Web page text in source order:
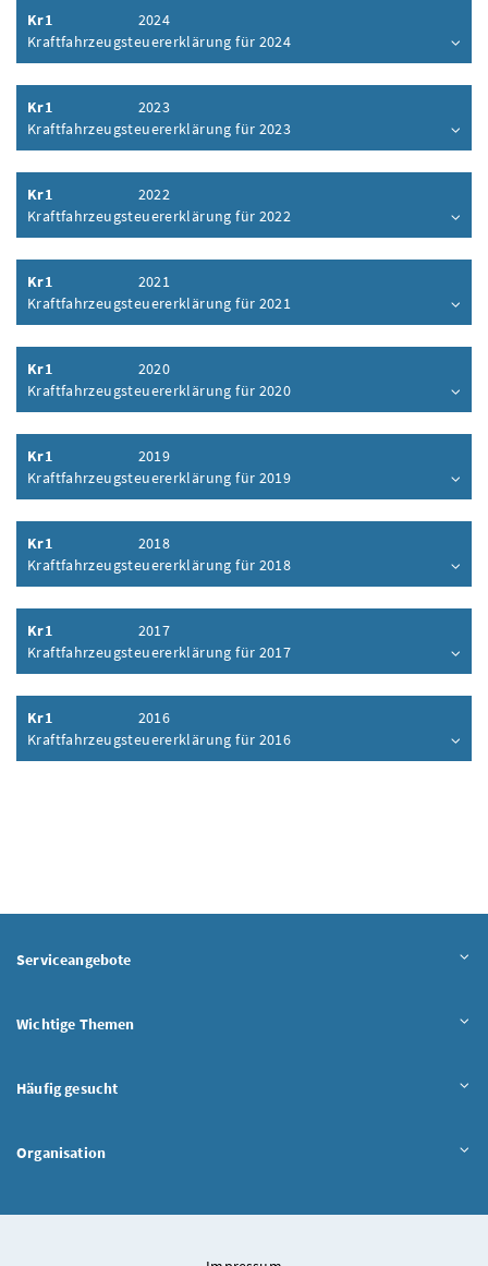
Kr1
2024
Kraftfahrzeugsteuererklärung für 2024
Inhalt aufklappen
Kr1
2023
Kraftfahrzeugsteuererklärung für 2023
Inhalt aufklappen
Kr1
2022
Kraftfahrzeugsteuererklärung für 2022
Inhalt aufklappen
Kr1
2021
Kraftfahrzeugsteuererklärung für 2021
Inhalt aufklappen
Kr1
2020
Kraftfahrzeugsteuererklärung für 2020
Inhalt aufklappen
Kr1
2019
Kraftfahrzeugsteuererklärung für 2019
Inhalt aufklappen
Kr1
2018
Kraftfahrzeugsteuererklärung für 2018
Inhalt aufklappen
Kr1
2017
Kraftfahrzeugsteuererklärung für 2017
Inhalt aufklappen
Kr1
2016
Kraftfahrzeugsteuererklärung für 2016
Inhalt aufklappen
Serviceangebote
Wichtige Themen
Häufig gesucht
Organisation